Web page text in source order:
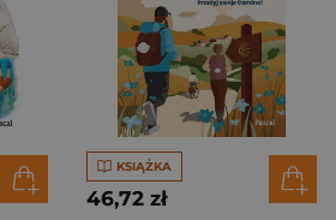
KSIĄŻKA
46,72 zł